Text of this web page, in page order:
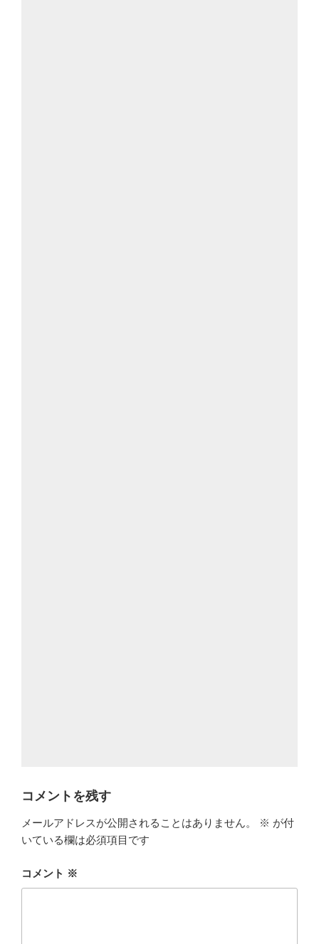
コメントを残す
メールアドレスが公開されることはありません。 ※ が付
いている欄は必須項目です
コメント ※